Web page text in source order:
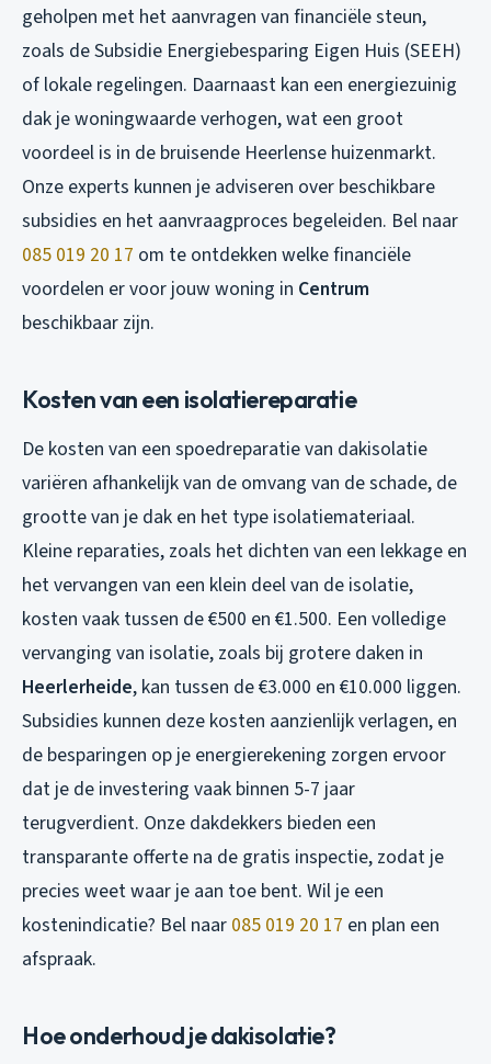
geholpen met het aanvragen van financiële steun,
zoals de Subsidie Energiebesparing Eigen Huis (SEEH)
of lokale regelingen. Daarnaast kan een energiezuinig
dak je woningwaarde verhogen, wat een groot
voordeel is in de bruisende Heerlense huizenmarkt.
Onze experts kunnen je adviseren over beschikbare
subsidies en het aanvraagproces begeleiden. Bel naar
085 019 20 17 om te ontdekken welke financiële
voordelen er voor jouw woning in Centrum
beschikbaar zijn.
Kosten van een isolatiereparatie
De kosten van een spoedreparatie van dakisolatie
variëren afhankelijk van de omvang van de schade, de
grootte van je dak en het type isolatiemateriaal.
Kleine reparaties, zoals het dichten van een lekkage en
het vervangen van een klein deel van de isolatie,
kosten vaak tussen de €500 en €1.500. Een volledige
vervanging van isolatie, zoals bij grotere daken in
Heerlerheide, kan tussen de €3.000 en €10.000 liggen.
Subsidies kunnen deze kosten aanzienlijk verlagen, en
de besparingen op je energierekening zorgen ervoor
dat je de investering vaak binnen 5-7 jaar
terugverdient. Onze dakdekkers bieden een
transparante offerte na de gratis inspectie, zodat je
precies weet waar je aan toe bent. Wil je een
kostenindicatie? Bel naar 085 019 20 17 en plan een
afspraak.
Hoe onderhoud je dakisolatie?